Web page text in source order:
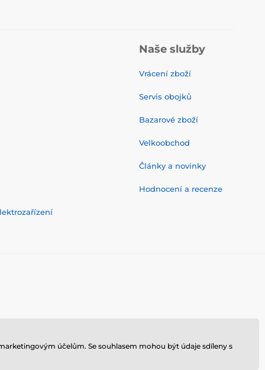
Naše služby
Vrácení zboží
Servis obojků
Bazarové zboží
Velkoobchod
Články a novinky
Hodnocení a recenze
účelům. Se souhlasem mohou být údaje sdíleny s